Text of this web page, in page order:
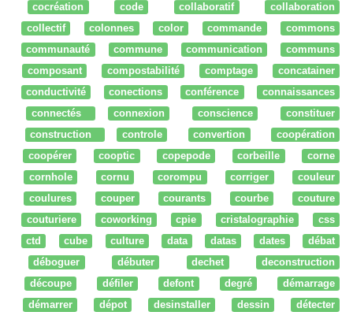
cocréation
code collaboratif
collaboration
collectif
colonnes color commande
commons
communauté
commune communication
communs
composant
compostabilité comptage
concatainer
conductivité
conections conférence
connaissances
connectés
connexion conscience
constituer
construction
controle convertion
coopération
coopérer
cooptic copepode corbeille
corne
cornhole
cornu corompu corriger
couleur
coulures
couper courants courbe
couture
couturiere
coworking cpie cristalographie
css
ctd
cube culture data datas dates
débat
déboguer
débuter dechet
deconstruction
découpe
défiler defont degré
démarrage
démarrer
dépot desinstaller dessin
détecter